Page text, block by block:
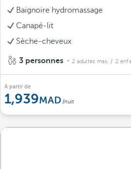
Baignoire hydromassage
Canapé-lit
Sèche-cheveux
3 personnes 2 adultes max. / 2
À partir de
1,939 /nuit